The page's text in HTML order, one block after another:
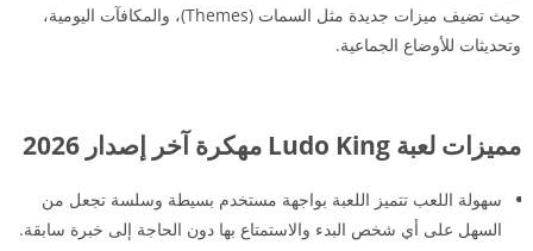
حيث تضيف ميزات جديدة مثل السمات (Themes)، والمكافآت اليومية،
وتحديثات للأوضاع الجماعية.
مميزات لعبة Ludo King مهكرة آخر إصدار 2026
سهولة اللعب تتميز اللعبة بواجهة مستخدم بسيطة وسلسة تجعل من
السهل على أي شخص البدء والاستمتاع بها دون الحاجة إلى خبرة سابقة.